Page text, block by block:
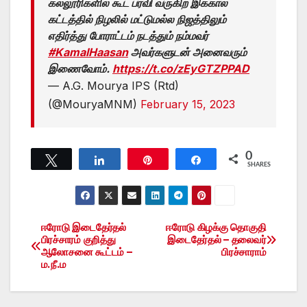
கல்லூரிகளில் கூட பரவி வருகிற இக்கால
கட்டத்தில் நிழலில் மட்டுமல்ல நிஜத்திலும்
எதிர்த்து போராட்டம் நடத்தும் நம்மவர்
#KamalHaasanஅவர்களுடன் அனைவரும்
இணைவோம். https://t.co/zEyGTZPPAD
— A.G. Mourya IPS (Rtd)
(@MouryaMNM) February 15, 2023
Share 0
SHARES
Post
navigation
ஈரோடு கிழக்கு தொகுதி
இடைதேர்தல் – தலைவர்
பிரச்சாராம்
ஈரோடு இடைதேர்தல்
பிரச்சாரம் குறித்து
ஆலோசனை கூட்டம் –
ம.நீ.ம